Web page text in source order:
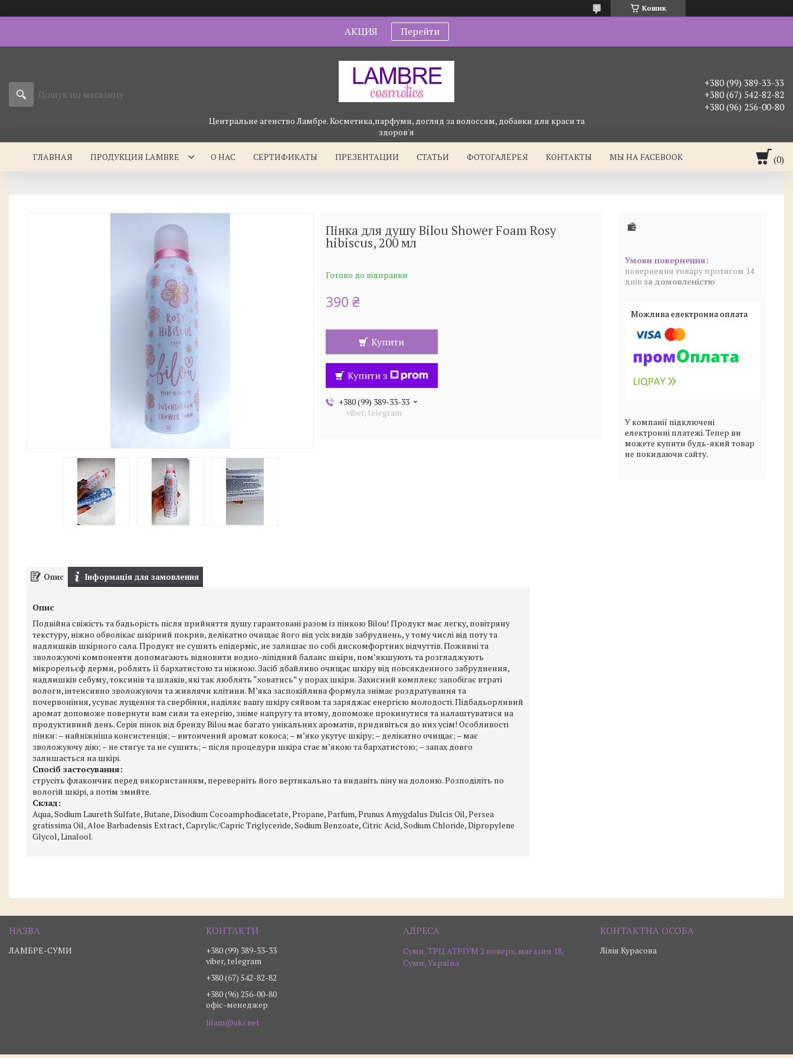
Кошик
АКЦИЯ Перейти
Центральне агенство Ламбре. Косметика,парфуми, догляд за волоссям, добавки для краси та
здоров'я
+380 (99) 389-33-33
+380 (67) 542-82-82
+380 (96) 256-00-80
ГЛАВНАЯ ПРОДУКЦИЯ LAMBRE О НАС СЕРТИФИКАТЫ ПРЕЗЕНТАЦИИ СТАТЬИ ФОТОГАЛЕРЕЯ КОНТАКТЫ МЫ НА FACEBOOK
Пінка для душу Bilou Shower Foam Rosy
hibiscus, 200 мл
Готово до відправки
390 ₴
Купити
Купити з
+380 (99) 389-33-33
viber, telegram
повернення товару протягом 14
днів за домовленістю
У компанії підключені
електронні платежі. Тепер ви
можете купити будь-який товар
не покидаючи сайту.
Опис Інформація для замовлення
Опис
Подвійна свіжість та бадьорість після прийняття душу гарантовані разом із пінкою Bilou! Продукт має легку, повітряну
текстуру, ніжно обволікає шкірний покрив, делікатно очищає його від усіх видів забруднень, у тому числі від поту та
надлишків шкірного сала. Продукт не сушить епідерміс, не залишає по собі дискомфортних відчуттів. Поживні та
зволожуючі компоненти допомагають відновити водно-ліпідний баланс шкіри, пом’якшують та розгладжують
мікрорельєф дерми, роблять її бархатистою та ніжною. Засіб дбайливо очищає шкіру від повсякденного забруднення,
надлишків себуму, токсинів та шлаків, які так люблять “ховатись” у порах шкіри. Захисний комплекс запобігає втраті
вологи, інтенсивно зволожуючи та живлячи клітини. М’яка заспокійлива формула знімає роздратування та
почервоніння, усуває лущення та свербіння, наділяє вашу шкіру сяйвом та заряджає енергією молодості. Підбадьорливий
аромат допоможе повернути вам сили та енергію, зніме напругу та втому, допоможе прокинутися та налаштуватися на
продуктивний день. Серія пінок від бренду Bilou має багато унікальних ароматів, придивіться до них усім! Особливості
пінки: – найніжніша консистенція; – витончений аромат кокоса; – м’яко укутує шкіру; – делікатно очищає; – має
зволожуючу дію; – не стягує та не сушить; – після процедури шкіра стає м’якою та бархатистою; – запах довго
залишається на шкірі.
Спосіб застосування:
струсіть флакончик перед використанням, переверніть його вертикально та видавіть піну на долоню. Розподіліть по
вологій шкірі, а потім змийте.
Склад:
Aqua, Sodium Laureth Sulfate, Butane, Disodium Cocoamphodiacetate, Propane, Parfum, Prunus Amygdalus Dulcis Oil, Persea
gratissima Oil, Aloe Barbadensis Extract, Caprylic/Capric Triglyceride, Sodium Benzoate, Citric Acid, Sodium Chloride, Dipropylene
Glycol, Linalool.
ЛАМБРЕ-СУМИ
+380 (99) 389-33-33
viber, telegram
+380 (67) 542-82-82
+380 (96) 256-00-80
офіс-менеджер
lilam@ukr.net
Суми, ТРЦ АТРІУМ 2 поверх, магазин 18,
Суми, Україна
Лілія Курасова